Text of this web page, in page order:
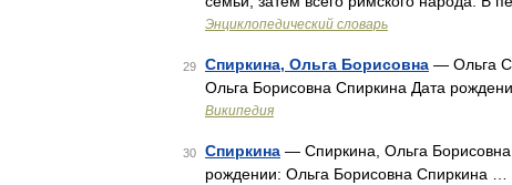
Энциклопедический словарь
29 Спиркина, Ольга Борисовна — Ольга
Ольга Борисовна Спиркина Дата
Википедия
30 Спиркина — Спиркина, Ольга
рождении: Ольга Борисовна Спиркина …